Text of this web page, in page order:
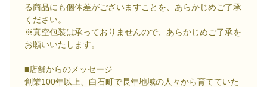
る商品にも個体差がございますことを、あらかじめご了承
ください。
※真空包装は承っておりませんので、あらかじめご了承を
お願いいたします。
■店舗からのメッセージ
創業100年以上、白石町で長年地域の人々から育てていた